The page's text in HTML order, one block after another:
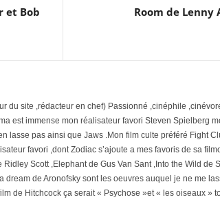
et Bob
Room de Lenny
du site ,rédacteur en chef) Passionné ,cinéphile
est immense mon réalisateur favori Steven Spielberg
lasse pas ainsi que Jaws .Mon film culte préféré Fight
favori ,dont Zodiac s’ajoute a mes favoris de sa
Ridley Scott ,Elephant de Gus Van Sant ,Into the Wild de
dream de Aronofsky sont les oeuvres auquel je ne me
de Hitchcock ça serait « Psychose »et « les oiseaux »